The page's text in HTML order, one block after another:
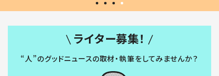
ライター募集！
“人”のグッドニュースの取材・執筆をしてみませんか？